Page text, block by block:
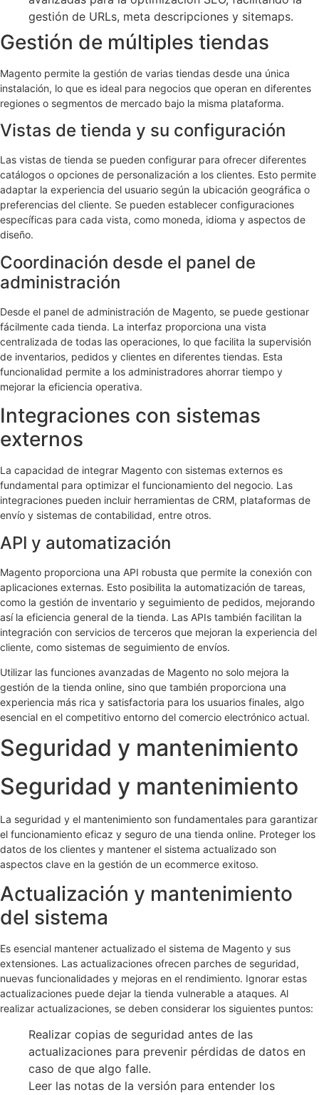
gestión de URLs, meta descripciones y sitemaps.
Gestión de múltiples tiendas
Magento permite la gestión de varias tiendas desde una única
instalación, lo que es ideal para negocios que operan en diferentes
regiones o segmentos de mercado bajo la misma plataforma.
Vistas de tienda y su configuración
Las vistas de tienda se pueden configurar para ofrecer diferentes
catálogos o opciones de personalización a los clientes. Esto permite
adaptar la experiencia del usuario según la ubicación geográfica o
preferencias del cliente. Se pueden establecer configuraciones
específicas para cada vista, como moneda, idioma y aspectos de
diseño.
Coordinación desde el panel de
administración
Desde el panel de administración de Magento, se puede gestionar
fácilmente cada tienda. La interfaz proporciona una vista
centralizada de todas las operaciones, lo que facilita la supervisión
de inventarios, pedidos y clientes en diferentes tiendas. Esta
funcionalidad permite a los administradores ahorrar tiempo y
mejorar la eficiencia operativa.
Integraciones con sistemas
externos
La capacidad de integrar Magento con sistemas externos es
fundamental para optimizar el funcionamiento del negocio. Las
integraciones pueden incluir herramientas de CRM, plataformas de
envío y sistemas de contabilidad, entre otros.
API y automatización
Magento proporciona una API robusta que permite la conexión con
aplicaciones externas. Esto posibilita la automatización de tareas,
como la gestión de inventario y seguimiento de pedidos, mejorando
así la eficiencia general de la tienda. Las APIs también facilitan la
integración con servicios de terceros que mejoran la experiencia del
cliente, como sistemas de seguimiento de envíos.
Utilizar las funciones avanzadas de Magento no solo mejora la
gestión de la tienda online, sino que también proporciona una
experiencia más rica y satisfactoria para los usuarios finales, algo
esencial en el competitivo entorno del comercio electrónico actual.
Seguridad y mantenimiento
Seguridad y mantenimiento
La seguridad y el mantenimiento son fundamentales para garantizar
el funcionamiento eficaz y seguro de una tienda online. Proteger los
datos de los clientes y mantener el sistema actualizado son
aspectos clave en la gestión de un ecommerce exitoso.
Actualización y mantenimiento
del sistema
Es esencial mantener actualizado el sistema de Magento y sus
extensiones. Las actualizaciones ofrecen parches de seguridad,
nuevas funcionalidades y mejoras en el rendimiento. Ignorar estas
actualizaciones puede dejar la tienda vulnerable a ataques. Al
realizar actualizaciones, se deben considerar los siguientes puntos:
Realizar copias de seguridad antes de las
actualizaciones para prevenir pérdidas de datos en
caso de que algo falle.
Leer las notas de la versión para entender los